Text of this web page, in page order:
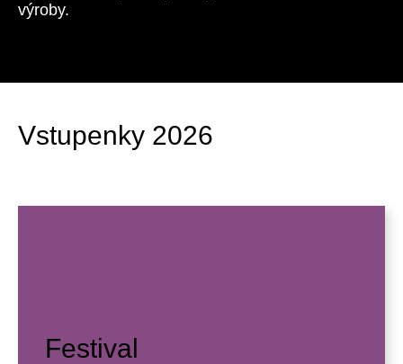
výroby.
Vstupenky 2026
Festival